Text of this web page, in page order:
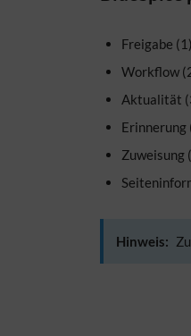
Freigabe (1)
Workflow
Aktualität
Erinnerung
Zuweisung
Hinweis: